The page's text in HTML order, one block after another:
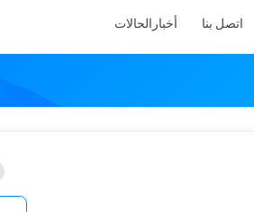
اتصل بنا أخبار الحالات